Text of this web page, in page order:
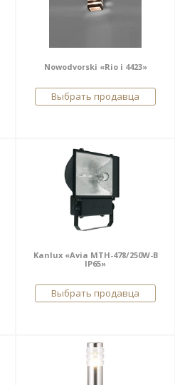
Nowodvorski «Rio i 4423»
Выбрать продавца
Kanlux «Avia MTH-478/250W-B
IP65»
Выбрать продавца